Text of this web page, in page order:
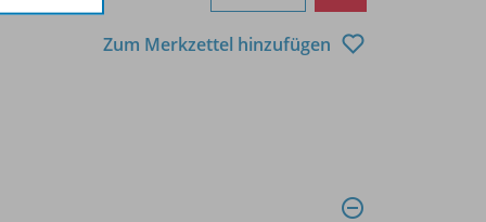
Zum Merkzettel hinzufügen